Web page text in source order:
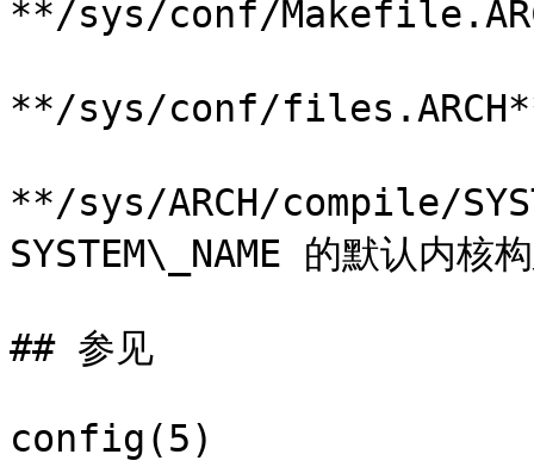
**/sys/conf/
**/sys/conf/files.ARCH**
**/sys/ARCH/compile/
SYSTEM\_NAME 的默认内核
## 参见
config(5)